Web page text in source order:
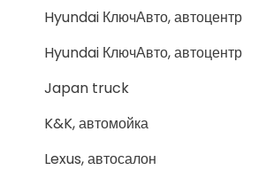
Hyundai КлючАвто, автоцентр
Hyundai КлючАвто, автоцентр
Japan truck
K&K, автомойка
Lexus, автосалон